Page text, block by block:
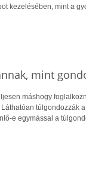
kezelésében, mint a
mint
máshogy
túlgondozzák
e egymással a